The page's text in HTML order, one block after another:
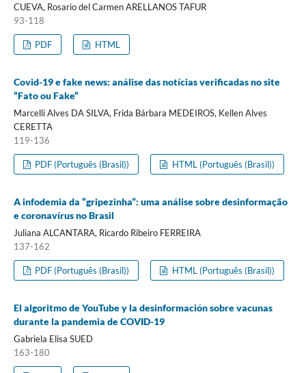
CUEVA, Rosario del Carmen ARELLANOS TAFUR
93-118
PDF HTML
Covid-19 e fake news: análise das notícias verificadas no site
“Fato ou Fake”
Marcelli Alves DA SILVA, Frida Bárbara MEDEIROS, Kellen Alves
CERETTA
119-136
PDF (Português (Brasil)) HTML (Português (Brasil))
A infodemia da “gripezinha”: uma análise sobre desinformação
e coronavírus no Brasil
Juliana ALCANTARA, Ricardo Ribeiro FERREIRA
137-162
PDF (Português (Brasil)) HTML (Português (Brasil))
El algoritmo de YouTube y la desinformación sobre vacunas
durante la pandemia de COVID-19
Gabriela Elisa SUED
163-180